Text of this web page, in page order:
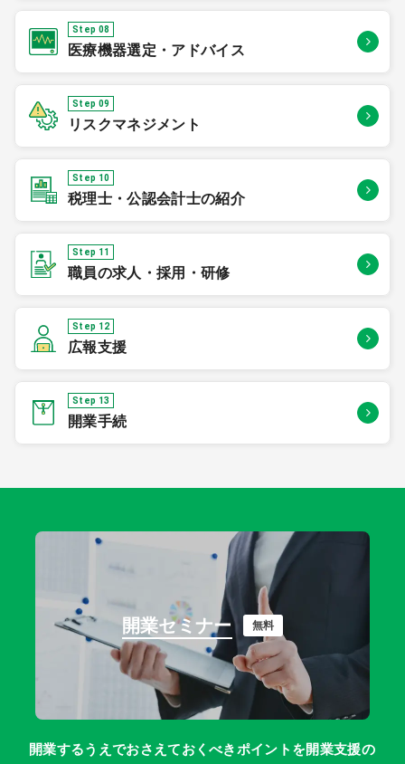
Step 08
医療機器選定・アドバイス
Step 09
リスクマネジメント
Step 10
税理士・公認会計士の紹介
Step 11
職員の求人・採用・研修
Step 12
広報支援
Step 13
開業手続
開業セミナー 無料
開業するうえでおさえておくべきポイントを開業支援の